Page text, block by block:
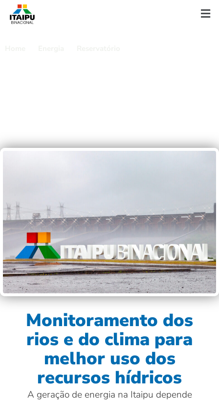
Monitoramento dos
rios e do clima para
melhor uso dos
recursos hídricos
A geração de energia na Itaipu depende